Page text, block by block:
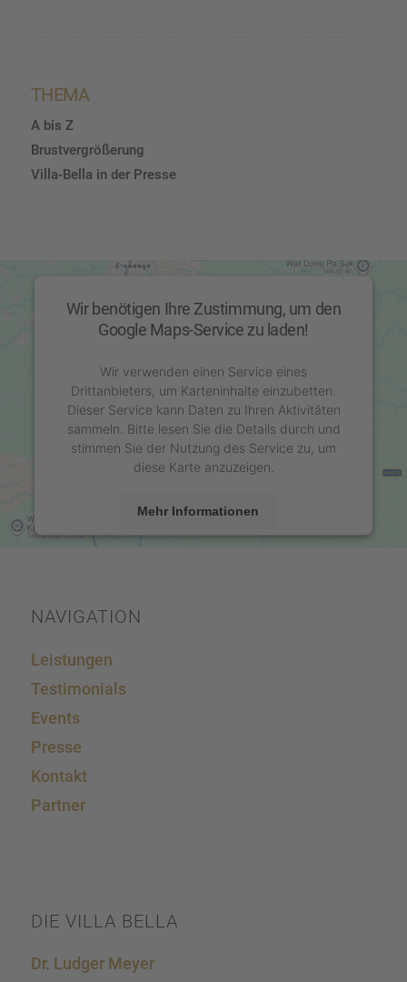
THEMA
A bis Z
Brustvergrößerung
Villa-Bella in der Presse
Wir benötigen Ihre Zustimmung, um den
Google Maps-Service zu laden!
Wir verwenden einen Service eines
Drittanbieters, um Karteninhalte einzubetten.
Dieser Service kann Daten zu Ihren Aktivitäten
sammeln. Bitte lesen Sie die Details durch und
stimmen Sie der Nutzung des Service zu, um
diese Karte anzuzeigen.
Mehr Informationen
NAVIGA­TION
Leistun­gen
Testi­mo­ni­als
Events
Presse
Kontakt
Partner
DIE VILLA BELLA
Dr. Ludger Meyer